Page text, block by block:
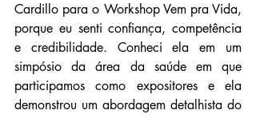
Cardillo para o Workshop Vem pra Vida,
porque eu senti confiança, competência
e credibilidade. Conheci ela em um
simpósio da área da saúde em que
participamos como expositores e ela
demonstrou um abordagem detalhista do